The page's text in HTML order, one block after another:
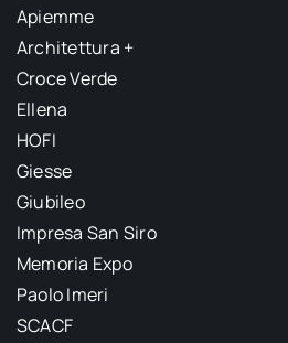
Apiemme
Architettura +
Croce Verde
Ellena
HOFI
Giesse
Giubileo
Impresa San Siro
Memoria Expo
Paolo Imeri
SCACF